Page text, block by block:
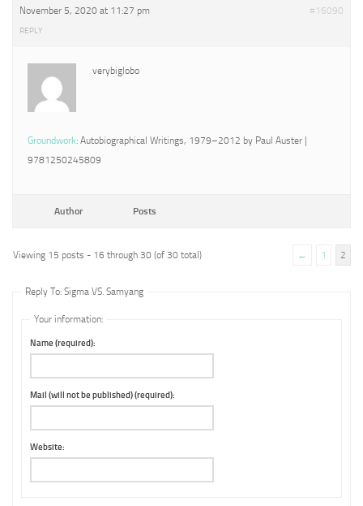
November 5, 2020 at 11:27 pm #16090
REPLY
verybiglobo
Groundwork: Autobiographical Writings, 1979–2012 by Paul Auster |
9781250245809
Author Posts
Viewing 15 posts - 16 through 30 (of 30 total) ← 1 2
Reply To: Sigma VS. Samyang
Your information:
Name (required):
Mail (will not be published) (required):
Website: